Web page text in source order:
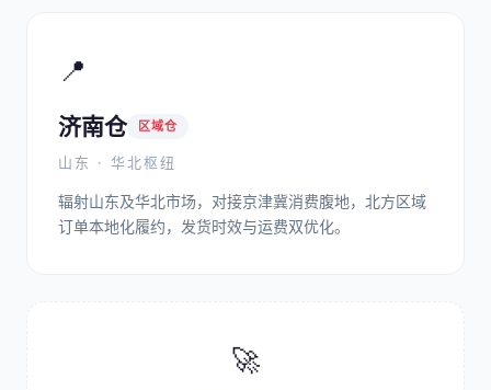
📍
济南仓 区域仓
山东 · 华北枢纽
辐射山东及华北市场，对接京津冀消费腹地，北方区域
订单本地化履约，发货时效与运费双优化。
🚀